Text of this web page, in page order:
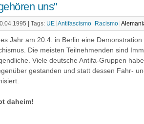
uns"
| Tags: UE Antifascismo Racismo
Jahr am 20.4. in Berlin eine Demonstration
Die meisten Teilnehmenden sind
Viele deutsche Antifa-Gruppen
gestanden und statt dessen Fahr-
daheim!